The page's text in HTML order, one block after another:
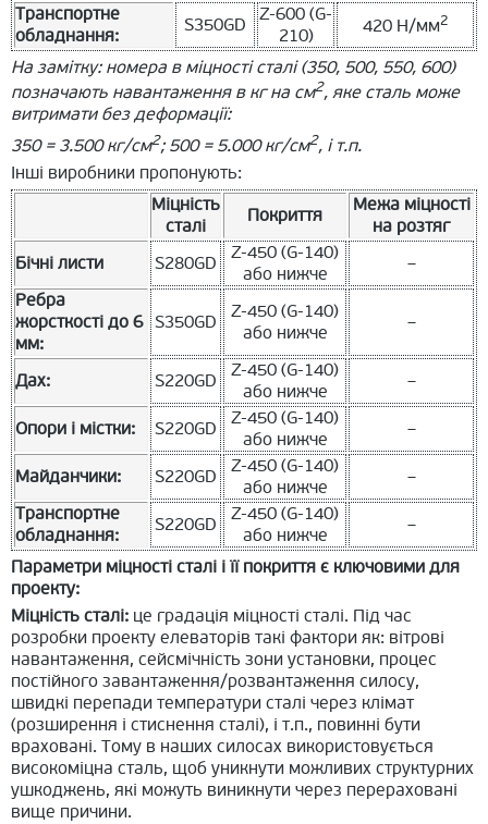
Транспортне
обладнання:
S350GD
Z-600 (G-
210)
420 Н/мм2
На замітку: номера в міцності сталі (350, 500, 550, 600)
позначають навантаження в кг на см2, яке сталь може
витримати без деформації:
350 = 3.500 кг/см2; 500 = 5.000 кг/см2, і т.п.
Інші виробники пропонують:
Міцність
сталі
Покриття
Межа міцності
на розтяг
Бічні листи
S280GD
Z-450 (G-140)
або нижче
–
Ребра
жорсткості до 6
мм:
S350GD
Z-450 (G-140)
або нижче
–
Дах: S220GD
Z-450 (G-140)
або нижче
–
Опори і містки: S220GD
Z-450 (G-140)
або нижче
–
Майданчики: S220GD
Z-450 (G-140)
або нижче
–
Транспортне
обладнання:
S220GD
Z-450 (G-140)
або нижче
–
Параметри міцності сталі і її покриття є ключовими для
проекту:
Міцність сталі: це градація міцності сталі. Під час
розробки проекту елеваторів такі фактори як: вітрові
навантаження, сейсмічність зони установки, процес
постійного завантаження/розвантаження силосу,
швидкі перепади температури сталі через клімат
(розширення і стиснення сталі), і т.п., повинні бути
враховані. Тому в наших силосах використовується
високоміцна сталь, щоб уникнути можливих структурних
ушкоджень, які можуть виникнути через перераховані
вище причини.